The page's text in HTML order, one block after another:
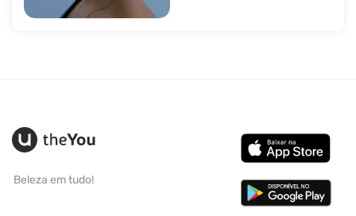
Beleza em tudo!